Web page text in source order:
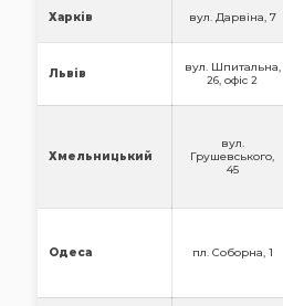
Харків вул. Дарвіна, 7
Львів
вул. Шпитальна,
26, офіс 2
Хмельницький
вул.
Грушевського,
45
Одеса пл. Соборна, 1